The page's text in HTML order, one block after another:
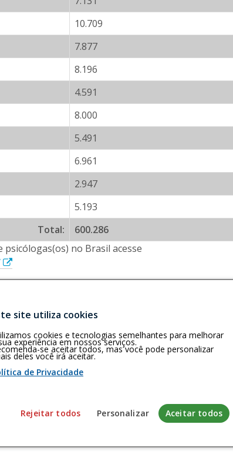
10.709
7.877
8.196
4.591
8.000
5.491
6.961
2.947
5.193
Total:
600.286
no Brasil acesse
E
s
i
n
k
a
á
300
Buscar
pela Gerência de Tecnologia da Informação do CFP
site utiliza cookies
cookies e tecnologias semelhantes para melhorar
experiência em nossos serviços.
se aceitar todos, mas você pode personalizar
deles você irá aceitar.
de Privacidade
Rejeitar todos Personalizar Aceitar todos